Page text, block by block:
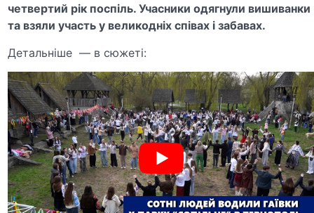
четвертий рік поспіль. Учасники одягнули вишиванки
та взяли участь у великодніх співах і забавах.
Детальніше — в сюжеті: